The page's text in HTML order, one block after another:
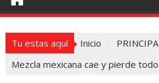
Tu estas aquí Inicio
Mezcla mexicana cae y pierde